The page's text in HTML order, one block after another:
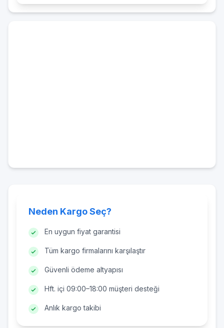
Neden Kargo Seç?
En uygun fiyat garantisi
Tüm kargo firmalarını karşılaştır
Güvenli ödeme altyapısı
Hft. içi 09:00–18:00 müşteri desteği
Anlık kargo takibi